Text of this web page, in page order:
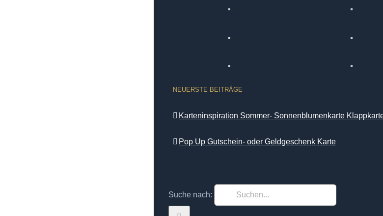
NEUERSTE BEITRÄGE
Karteninspiration Sommer- Sonnenblumenkarte
Pop Up Gutschein- oder Geldgeschenk Karte
Suche nach: